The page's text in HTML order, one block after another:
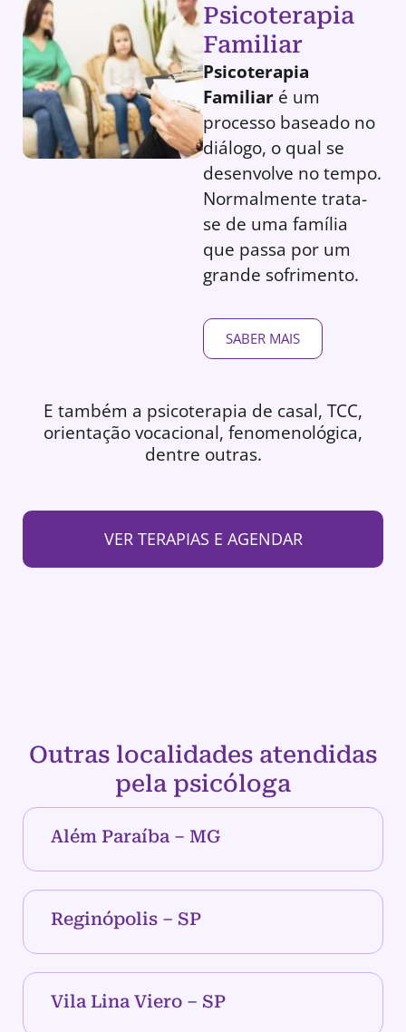
Psicoterapia
Familiar
Psicoterapia
Familiar é um
processo baseado no
diálogo, o qual se
desenvolve no tempo.
Normalmente trata-
se de uma família
que passa por um
grande sofrimento.
SABER MAIS
E também a psicoterapia de casal, TCC,
orientação vocacional, fenomenológica,
dentre outras.
VER TERAPIAS E AGENDAR
Outras localidades atendidas
pela psicóloga
Além Paraíba – MG
Reginópolis – SP
Vila Lina Viero – SP